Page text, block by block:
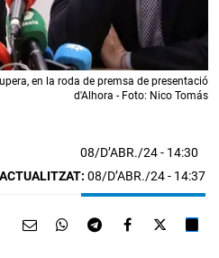
en la roda de premsa de presentació
d'Alhora - Foto: Nico Tomás
08/D’ABR./24- 14:30
ACTUALITZAT: 08/D’ABR./24 - 14:37